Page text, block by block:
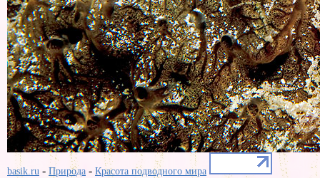
basik.ru - Природа - Красота подводного мира